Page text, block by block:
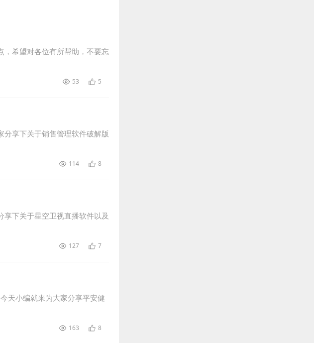
，希望对各位有所帮助，不要忘
53 5
享下关于销售管理软件破解版
114 8
下关于星空卫视直播软件以及
127 7
天小编就来为大家分享平安健
163 8